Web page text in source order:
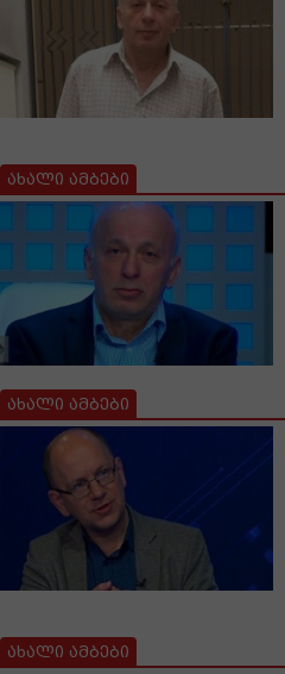
ახალი ამბები
ახალი ამბები
ახალი ამბები